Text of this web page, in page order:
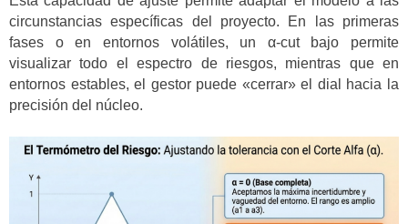
circunstancias específicas del proyecto. En las primeras
fases o en entornos volátiles, un α-cut bajo permite
visualizar todo el espectro de riesgos, mientras que en
entornos estables, el gestor puede «cerrar» el dial hacia la
precisión del núcleo.